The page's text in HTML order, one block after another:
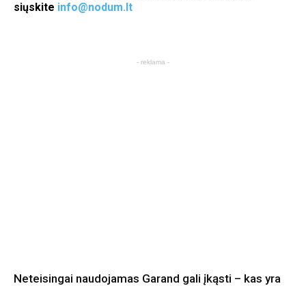
siųskite info@nodum.lt
- reklama -
Neteisingai naudojamas Garand gali įkąsti – kas yra